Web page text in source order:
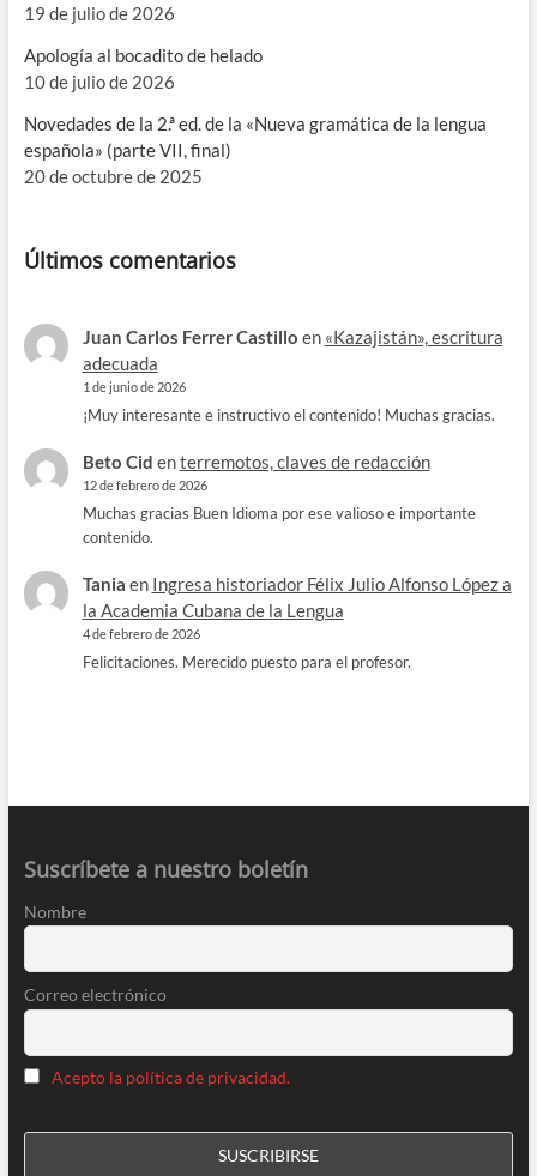
19 de julio de 2026
Apología al bocadito de helado
10 de julio de 2026
Novedades de la 2.ª ed. de la «Nueva gramática de la lengua
española» (parte VII, final)
20 de octubre de 2025
Últimos comentarios
Juan Carlos Ferrer Castillo en «Kazajistán», escritura
adecuada
1 de junio de 2026
¡Muy interesante e instructivo el contenido! Muchas gracias.
Beto Cid enterremotos, claves de redacción
12 de febrero de 2026
Muchas gracias Buen Idioma por ese valioso e importante
contenido.
Tania en Ingresa historiador Félix Julio Alfonso López a
la Academia Cubana de la Lengua
4 de febrero de 2026
Felicitaciones. Merecido puesto para el profesor.
Suscríbete a nuestro boletín
Nombre
Correo electrónico
Acepto la política de privacidad.